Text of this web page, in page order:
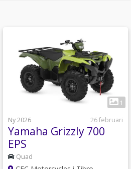
1
Ny 2026
26 februari
Yamaha Grizzly 700
EPS
Quad